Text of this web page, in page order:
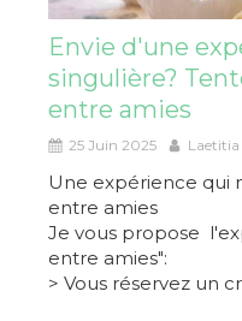
Envie d'une
singulière?
entre amies
25 Juin 2025
Une expérience qui
entre amies
Je vous propose
entre amies":
> Vous réservez un